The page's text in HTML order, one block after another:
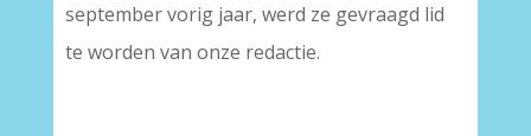
september vorig jaar, werd ze gevraagd lid
te worden van onze redactie.